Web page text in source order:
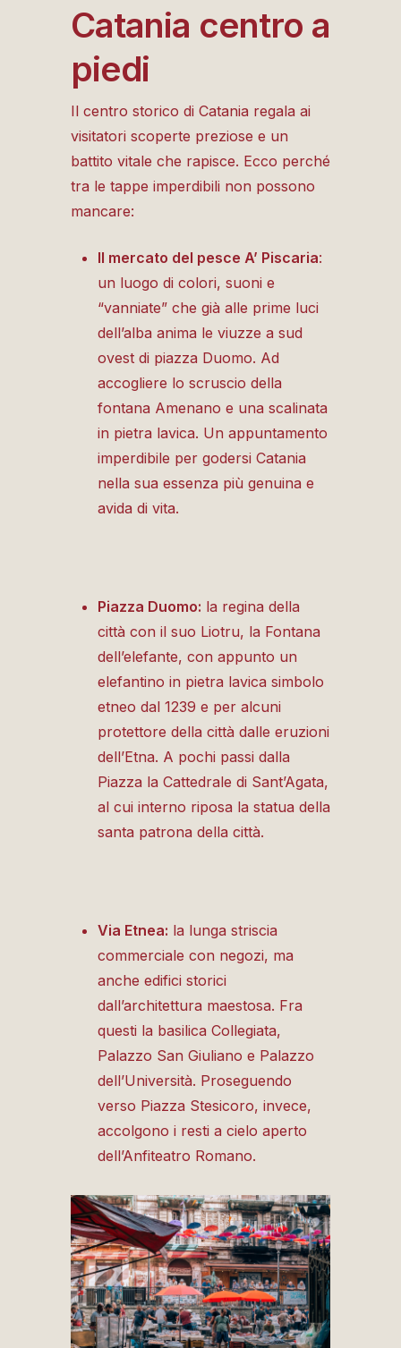
Catania centro a
piedi
Il centro storico di Catania regala ai
visitatori scoperte preziose e un
battito vitale che rapisce. Ecco perché
tra le tappe imperdibili non possono
mancare:
Il mercato del pesce A’ Piscaria:
un luogo di colori, suoni e
“vanniate” che già alle prime luci
dell’alba anima le viuzze a sud
ovest di piazza Duomo. Ad
accogliere lo scruscio della
fontana Amenano e una scalinata
in pietra lavica. Un appuntamento
imperdibile per godersi Catania
nella sua essenza più genuina e
avida di vita.
Piazza Duomo: la regina della
città con il suo Liotru, la Fontana
dell’elefante, con appunto un
elefantino in pietra lavica simbolo
etneo dal 1239 e per alcuni
protettore della città dalle eruzioni
dell’Etna. A pochi passi dalla
Piazza la Cattedrale di Sant’Agata,
al cui interno riposa la statua della
santa patrona della città.
Via Etnea: la lunga striscia
commerciale con negozi, ma
anche edifici storici
dall’architettura maestosa. Fra
questi la basilica Collegiata,
Palazzo San Giuliano e Palazzo
dell’Università. Proseguendo
verso Piazza Stesicoro, invece,
accolgono i resti a cielo aperto
dell’Anfiteatro Romano.